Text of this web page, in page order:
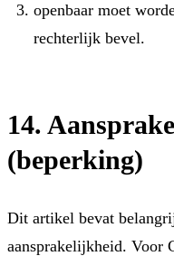
openbaar moet
rechterlijk bevel.
14.
(beperking)
Dit artikel bevat
aansprakelijkheid. Voor